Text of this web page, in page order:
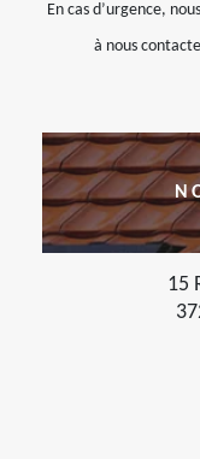
En cas d’urgence,
à nous
15